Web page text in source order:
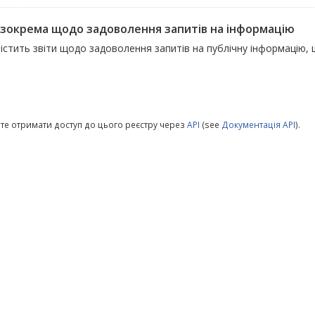
зокрема щодо задоволення запитів на інформацію
звіти щодо задоволення запитів на публічну
отримати доступ до цього реєстру через API (see Документація API).